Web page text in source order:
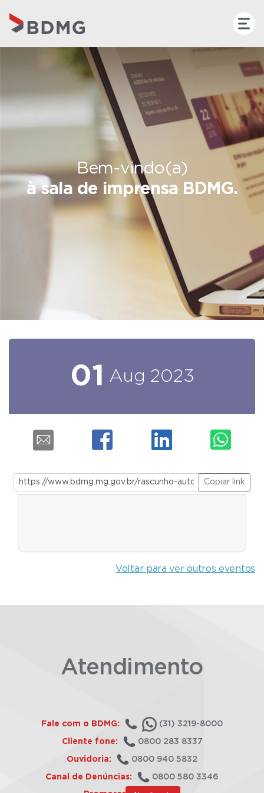
Bem-vindo(a)
à sala de imprensa BDMG.
01 Aug 2023
Copiar link
Voltar para ver outros eventos
Atendimento
Fale com o BDMG: (31) 3219-8000
Cliente fone: 0800 283 8337
Ouvidoria: 0800 940 5832
Canal de Denúncias: 0800 580 3346